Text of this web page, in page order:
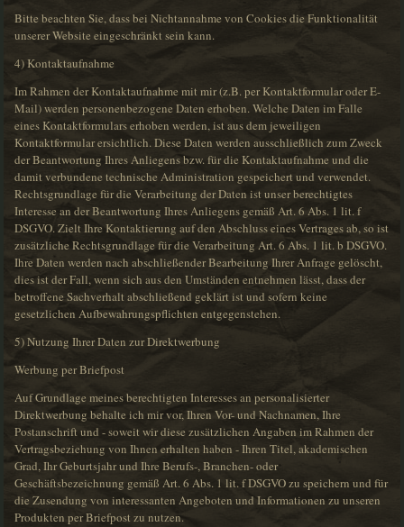
Bitte beachten Sie, dass bei Nichtannahme von Cookies die Funktionalität
unserer Website eingeschränkt sein kann.
4) Kontaktaufnahme
Im Rahmen der Kontaktaufnahme mit mir (z.B. per Kontaktformular oder E-
Mail) werden personenbezogene Daten erhoben. Welche Daten im Falle
eines Kontaktformulars erhoben werden, ist aus dem jeweiligen
Kontaktformular ersichtlich. Diese Daten werden ausschließlich zum Zweck
der Beantwortung Ihres Anliegens bzw. für die Kontaktaufnahme und die
damit verbundene technische Administration gespeichert und verwendet.
Rechtsgrundlage für die Verarbeitung der Daten ist unser berechtigtes
Interesse an der Beantwortung Ihres Anliegens gemäß Art. 6 Abs. 1 lit. f
DSGVO. Zielt Ihre Kontaktierung auf den Abschluss eines Vertrages ab, so ist
zusätzliche Rechtsgrundlage für die Verarbeitung Art. 6 Abs. 1 lit. b DSGVO.
Ihre Daten werden nach abschließender Bearbeitung Ihrer Anfrage gelöscht,
dies ist der Fall, wenn sich aus den Umständen entnehmen lässt, dass der
betroffene Sachverhalt abschließend geklärt ist und sofern keine
gesetzlichen Aufbewahrungspflichten entgegenstehen.
5) Nutzung Ihrer Daten zur Direktwerbung
Werbung per Briefpost
Auf Grundlage meines berechtigten Interesses an personalisierter
Direktwerbung behalte ich mir vor, Ihren Vor- und Nachnamen, Ihre
Postanschrift und - soweit wir diese zusätzlichen Angaben im Rahmen der
Vertragsbeziehung von Ihnen erhalten haben - Ihren Titel, akademischen
Grad, Ihr Geburtsjahr und Ihre Berufs-, Branchen- oder
Geschäftsbezeichnung gemäß Art. 6 Abs. 1 lit. f DSGVO zu speichern und für
die Zusendung von interessanten Angeboten und Informationen zu unseren
Produkten per Briefpost zu nutzen.